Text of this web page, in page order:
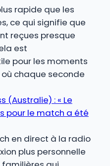
rapide que les
ce qui signifie que
reçues presque
est
pour les moments
chaque seconde
(Australie) : « Le
pour le match a été
en direct à la radio
plus personnelle